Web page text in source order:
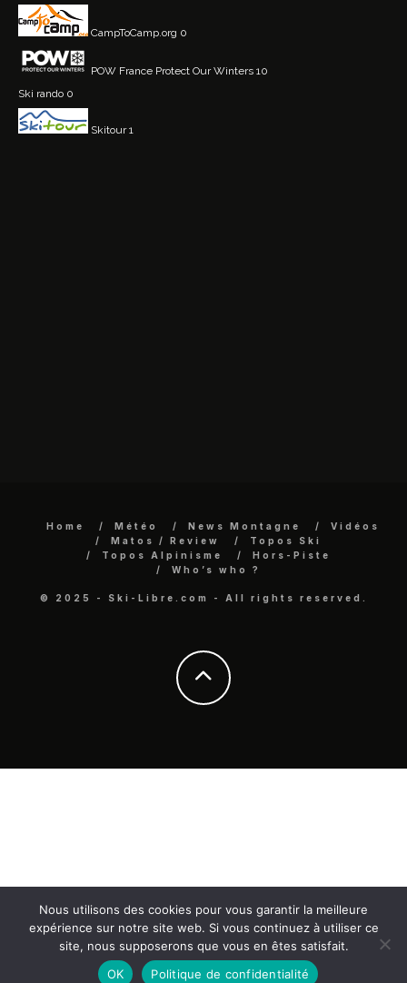
CampToCamp.org 0
POW France Protect Our Winters 10
Ski rando 0
Skitour1
Home Météo News Montagne
Vidéos
Matos / Review
Topos Ski
Topos Alpinisme
Hors-Piste
Who’s who ?
© 2025 - Ski-Libre.com - All rights reserved.
Nous utilisons des cookies pour vous garantir la meilleure
expérience sur notre site web. Si vous continuez à utiliser ce
site, nous supposerons que vous en êtes satisfait.
OK
Politique de confidentialité